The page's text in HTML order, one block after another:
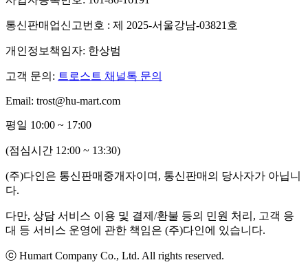
통신판매업신고번호 : 제 2025-서울강남-03821호
개인정보책임자: 한상범
고객 문의: 트로스트 채널톡 문의
Email: trost@hu-mart.com
평일 10:00 ~ 17:00
(점심시간 12:00 ~ 13:30)
(주)다인은 통신판매중개자이며, 통신판매의 당사자가 아닙니
다.
다만, 상담 서비스 이용 및 결제/환불 등의 민원 처리, 고객 응
대 등 서비스 운영에 관한 책임은 (주)다인에 있습니다.
ⓒ Humart Company Co., Ltd. All rights reserved.